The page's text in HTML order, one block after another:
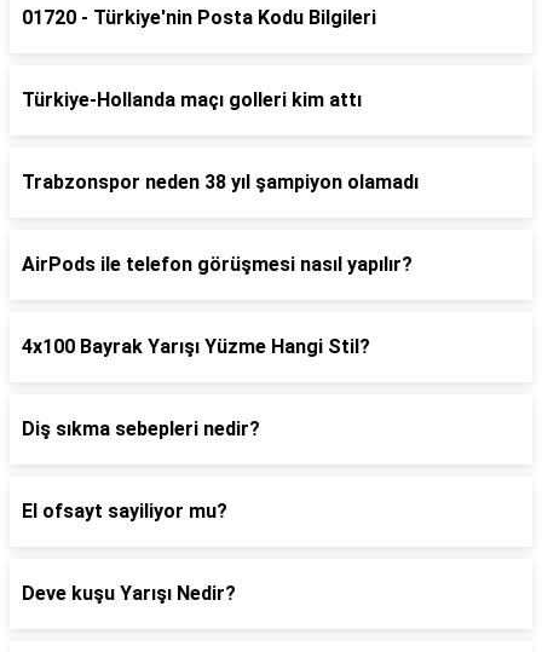
01720 - Türkiye'nin Posta Kodu Bilgileri
Türkiye-Hollanda maçı golleri kim attı
Trabzonspor neden 38 yıl şampiyon olamadı
AirPods ile telefon görüşmesi nasıl yapılır?
4x100 Bayrak Yarışı Yüzme Hangi Stil?
Diş sıkma sebepleri nedir?
El ofsayt sayiliyor mu?
Deve kuşu Yarışı Nedir?